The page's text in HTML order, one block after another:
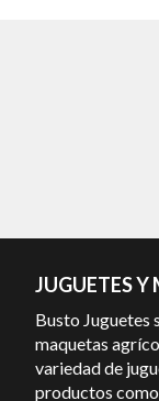
JUGUETES
Busto Juguetes
maquetas
variedad de
productos